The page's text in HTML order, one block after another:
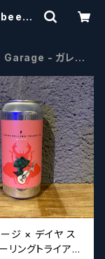
Garage - ガレー
ージ × デイヤ ス
リングトライアン